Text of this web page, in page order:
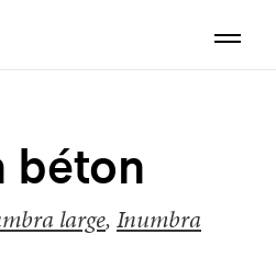
béton
large, Inumbra